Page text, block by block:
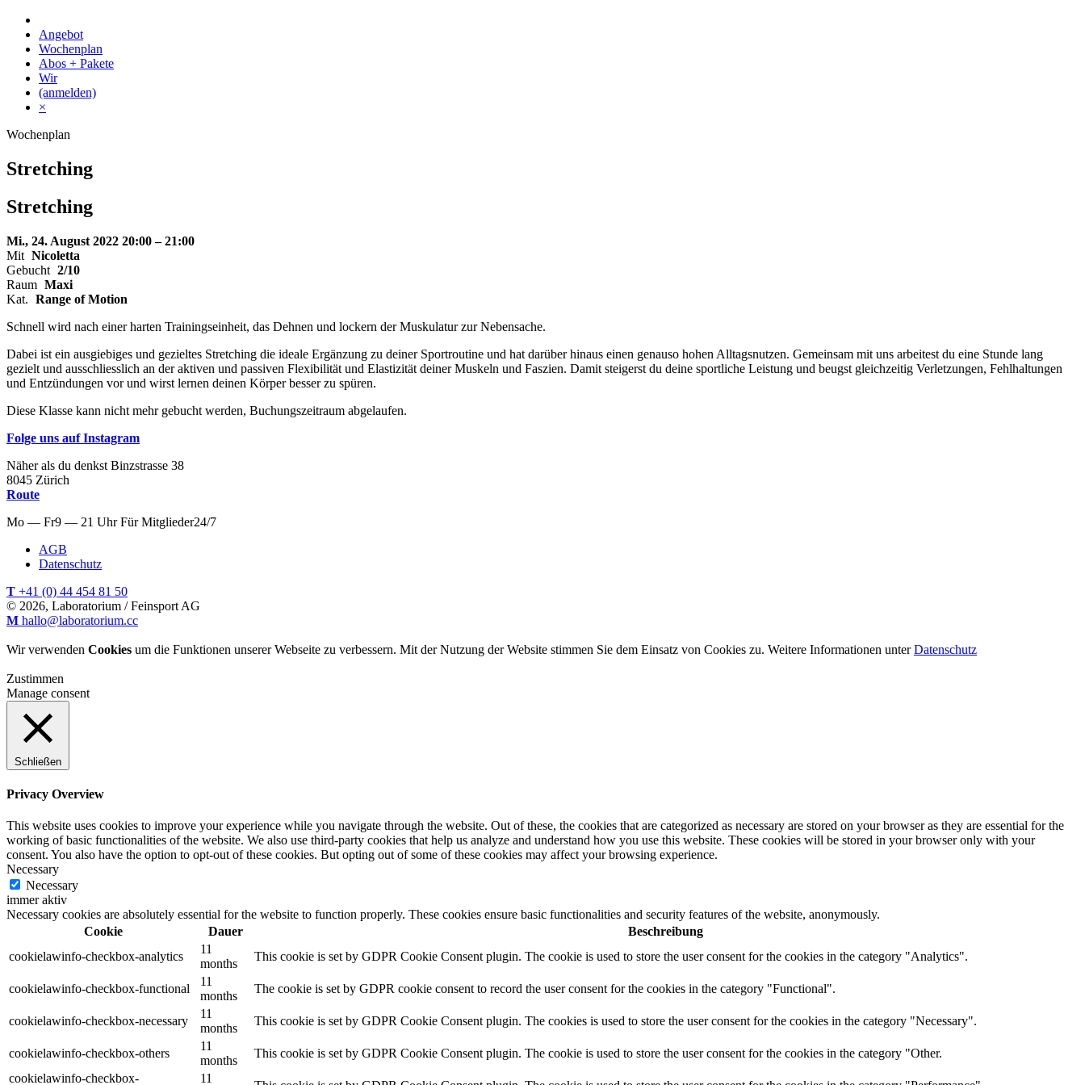
Skip
content
Angebot
Wochenplan
Abos + Pakete
Wir
(anmelden)
×
Wochenplan
Stretching
Stretching
Mi., 24. August 2022 20:00 – 21:00
Mit Nicoletta
Gebucht 2/10
Raum Maxi
Kat. Range of Motion
Schnell wird nach einer harten Trainingseinheit, das Dehnen und lockern der Muskulatur zur Nebensache.
Dabei ist ein ausgiebiges und gezieltes Stretching die ideale Ergänzung zu deiner Sportroutine und hat darüber hinaus einen genauso hohen Alltagsnutzen. Gemeinsam mit uns arbeitest du eine Stunde lang
gezielt und ausschliesslich an der aktiven und passiven Flexibilität und Elastizität deiner Muskeln und Faszien. Damit steigerst du deine sportliche Leistung und beugst gleichzeitig Verletzungen, Fehlhaltungen
und Entzündungen vor und wirst lernen deinen Körper besser zu spüren.
Diese Klasse kann nicht mehr gebucht werden, Buchungszeitraum abgelaufen.
Folge uns auf Instagram
Näher als du denkst Binzstrasse 38
8045 Zürich
Route
Mo — Fr9 — 21 Uhr Für Mitglieder24/7
AGB
Datenschutz
T +41 (0) 44 454 81 50
© 2026, Laboratorium / Feinsport AG
M hallo@laboratorium.cc
Wir verwenden Cookies um die Funktionen unserer Webseite zu verbessern. Mit der Nutzung der Website stimmen Sie dem Einsatz von Cookies zu. Weitere Informationen unterDatenschutz
Zustimmen
Manage consent
Schließen
Privacy Overview
This website uses cookies to improve your experience while you navigate through the website. Out of these, the cookies that are categorized as necessary are stored on your browser as they are essential for the
working of basic functionalities of the website. We also use third-party cookies that help us analyze and understand how you use this website. These cookies will be stored in your browser only with your
consent. You also have the option to opt-out of these cookies. But opting out of some of these cookies may affect your browsing experience.
Necessary
Necessary
immer aktiv
Necessary cookies are absolutely essential for the website to function properly. These cookies ensure basic functionalities and security features of the website, anonymously.
Cookie
Dauer
Beschreibung
cookielawinfo-checkbox-analytics
11
months
This cookie is set by GDPR Cookie Consent plugin. The cookie is used to store the user consent for the cookies in the category "Analytics".
cookielawinfo-checkbox-functional
11
months
The cookie is set by GDPR cookie consent to record the user consent for the cookies in the category "Functional".
cookielawinfo-checkbox-necessary
11
months
This cookie is set by GDPR Cookie Consent plugin. The cookies is used to store the user consent for the cookies in the category "Necessary".
cookielawinfo-checkbox-others
11
months
This cookie is set by GDPR Cookie Consent plugin. The cookie is used to store the user consent for the cookies in the category "Other.
cookielawinfo-checkbox-
11